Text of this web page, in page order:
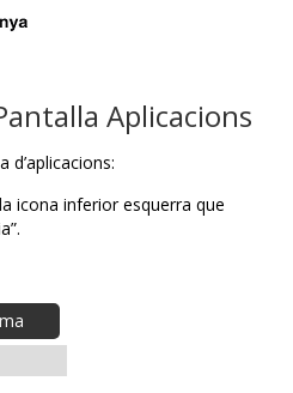
Aplicacions
d’aplicacions:
icona inferior esquerra que